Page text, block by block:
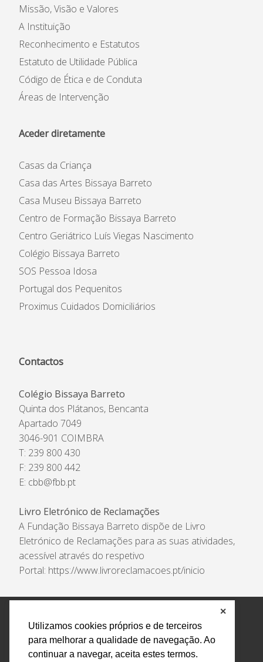
Utilizamos cookies próprios e de terceiros
para melhorar a qualidade de navegação. Ao
continuar a navegar, aceita estes termos.
✕
Missão, Visão e Valores
A Instituição
Reconhecimento e Estatutos
Estatuto de Utilidade Pública
Código de Ética e de Conduta
Áreas de Intervenção
Aceder diretamente
Casas da Criança
Casa das Artes Bissaya Barreto
Casa Museu Bissaya Barreto
Centro de Formação Bissaya Barreto
Centro Geriátrico Luís Viegas Nascimento
Colégio Bissaya Barreto
SOS Pessoa Idosa
Portugal dos Pequenitos
Proximus Cuidados Domiciliários
Contactos
Colégio Bissaya Barreto
Quinta dos Plátanos, Bencanta
Apartado 7049
3046-901 COIMBRA
T: 239 800 430
F: 239 800 442
E: cbb@fbb.pt
Livro Eletrónico de Reclamações
A Fundação Bissaya Barreto dispõe de Livro
Eletrónico de Reclamações para as suas atividades,
acessível através do respetivo
Portal: https://www.livroreclamacoes.pt/inicio
Política de Privacidade e Tratamento de Dados
Encarregado de Proteção de Dados
Livro Eletrónico
de Reclamações
Canal de Denúncias